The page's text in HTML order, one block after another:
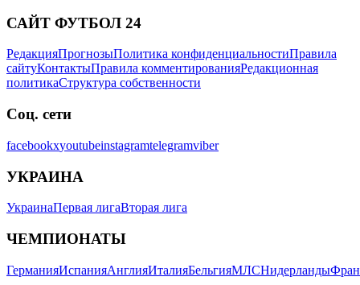
САЙТ ФУТБОЛ 24
РедакцияПрогнозыПолитика конфиденциальностиПравила
сайтуКонтактыПравила комментированияРедакционная
политикаСтруктура собственности
Соц. сети
facebookxyoutubeinstagramtelegramviber
УКРАИНА
УкраинаПервая лигаВторая лига
ЧЕМПИОНАТЫ
ГерманияИспанияАнглияИталияБельгияМЛСНидерланды